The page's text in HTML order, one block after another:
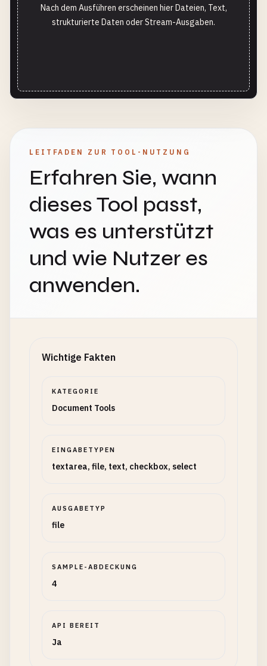
Nach dem Ausführen erscheinen hier Dateien, Text,
strukturierte Daten oder Stream-Ausgaben.
LEITFADEN ZUR TOOL-NUTZUNG
Erfahren Sie, wann
dieses Tool passt,
was es unterstützt
und wie Nutzer es
anwenden.
Wichtige Fakten
KATEGORIE
Document Tools
EINGABETYPEN
textarea, file, text, checkbox, select
AUSGABETYP
file
SAMPLE-ABDECKUNG
4
API BEREIT
Ja